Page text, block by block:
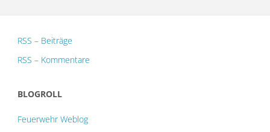
RSS – Beiträge
RSS – Kommentare
BLOGROLL
Feuerwehr Weblog